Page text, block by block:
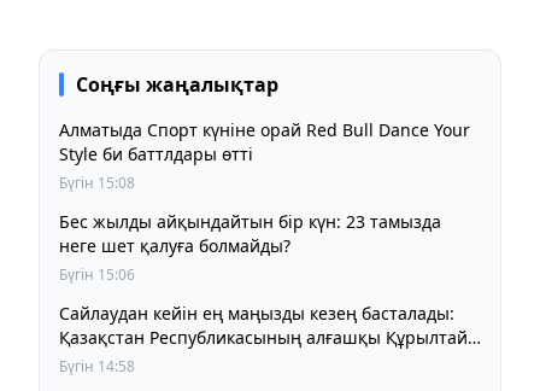
Соңғы жаңалықтар
Алматыда Спорт күніне орай Red Bull Dance Your
Style би баттлдары өтті
Бүгін 15:08
Бес жылды айқындайтын бір күн: 23 тамызда
неге шет қалуға болмайды?
Бүгін 15:06
Сайлаудан кейін ең маңызды кезең басталады:
Қазақстан Республикасының алғашқы Құрылтайы
қалай жұмыс істейді?
Бүгін 14:58